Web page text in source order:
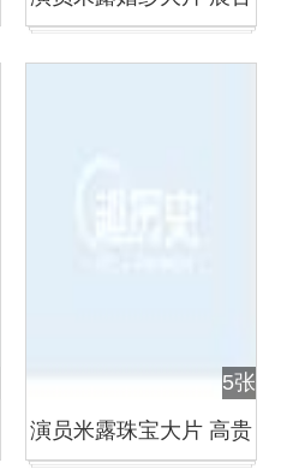
5张
演员米露珠宝大片 高贵